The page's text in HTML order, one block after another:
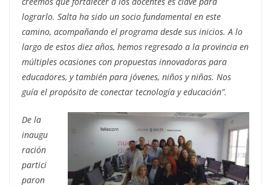
lograrlo. Salta ha sido un socio fundamental en este
camino, acompañando el programa desde sus inicios. A lo
largo de estos diez años, hemos regresado a la provincia en
múltiples ocasiones con propuestas innovadoras para
educadores, y también para jóvenes, niños y niñas. Nos
guía el propósito de conectar tecnología y educación”.
De la
inaugu
ración
partici
paron